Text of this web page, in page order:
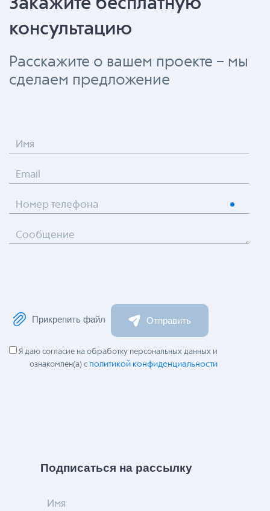
Закажите бесплатную
консультацию
Расскажите о вашем проекте – мы
сделаем предложение
Имя
Email
Номер телефона
Сообщение
Прикрепить файл Отправить
Я даю согласие на обработку персональных данных и
ознакомлен(а) с политикой конфиденциальности
Подписаться на рассылку
Имя